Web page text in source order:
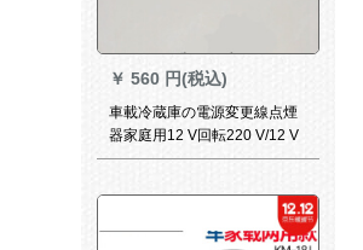
￥ 560 円(税込)
車載冷蔵庫の電源変更線点煙
器家庭用12 V回転220 V/12 V
バック24 Vトラック12 V車載